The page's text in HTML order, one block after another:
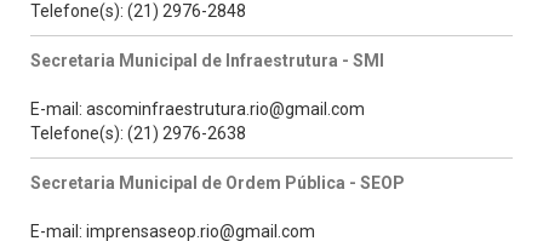
Telefone(s): (21) 2976-2848
Secretaria Municipal de Infraestrutura - SMI
E-mail: ascominfraestrutura.rio@gmail.com
Telefone(s): (21) 2976-2638
Secretaria Municipal de Ordem Pública - SEOP
E-mail: imprensaseop.rio@gmail.com